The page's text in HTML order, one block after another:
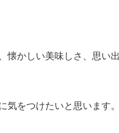
懐かしい美味しさ、思い
気をつけたいと思います。